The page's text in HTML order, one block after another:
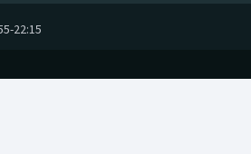
-22:15